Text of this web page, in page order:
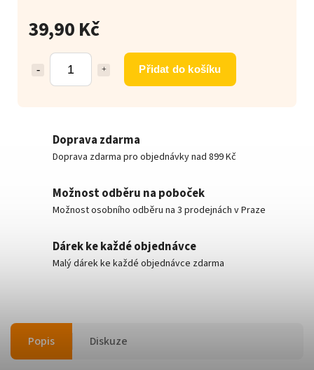
39,90 Kč
Přidat do košíku
Doprava zdarma
Doprava zdarma pro objednávky nad 899 Kč
Možnost odběru na poboček
Možnost osobního odběru na 3 prodejnách v Praze
Dárek ke každé objednávce
Malý dárek ke každé objednávce zdarma
Popis Diskuze